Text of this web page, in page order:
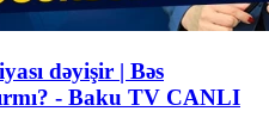
dəyişir | Bəs
- Baku TV CANLI